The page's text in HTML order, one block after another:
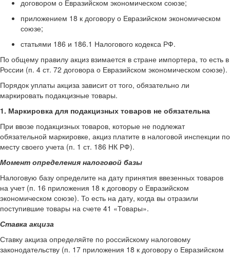
договором о Евразийском экономическом союзе;
приложением 18 к договору о Евразийском экономическом
союзе;
статьями 186 и 186.1 Налогового кодекса РФ.
По общему правилу акциз взимается в стране импортера, то есть в
России (п. 4 ст. 72 договора о Евразийском экономическом союзе).
Порядок уплаты акциза зависит от того, обязательно ли
маркировать подакцизные товары.
1. Маркировка для подакцизных товаров не обязательна
При ввозе подакцизных товаров, которые не подлежат
обязательной маркировке, акциз платите в налоговой инспекции по
месту своего учета (п. 1 ст. 186 НК РФ).
Момент определения налоговой базы
Налоговую базу определите на дату принятия ввезенных товаров
на учет (п. 16 приложения 18 к договору о Евразийском
экономическом союзе). То есть на дату, когда вы отразили
поступившие товары на счете 41 «Товары».
Ставка акциза
Ставку акциза определяйте по российскому налоговому
законодательству (п. 17 приложения 18 к договору о Евразийском